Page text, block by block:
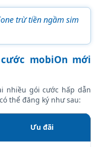
trừ tiền ngầm sim
mobiOn mới
nhiều gói cước hấp dẫn
thể đăng ký như sau:
Ưu đãi